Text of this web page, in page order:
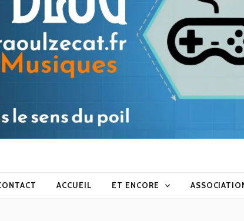
ACCUEIL ET ENCORE